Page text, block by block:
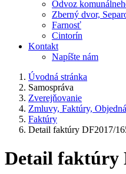
Odvoz
Zberný dvor,
Farnosť
Cintorín
Kontakt
Napíšte nám
Úvodná stránka
Samospráva
Zverejňovanie
Zmluvy, Faktúry,
Faktúry
Detail faktúry DF2017/
Detail faktúry